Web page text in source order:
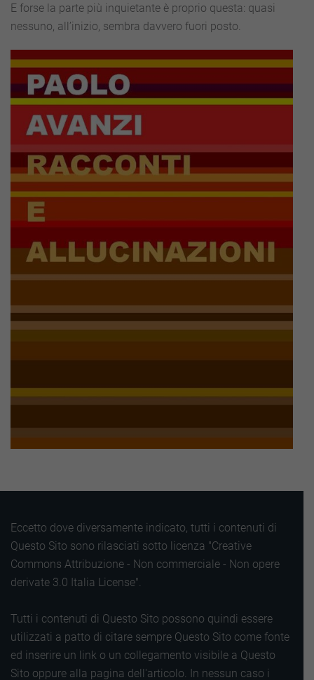
E forse la parte più inquietante è proprio questa: quasi
nessuno, all’inizio, sembra davvero fuori posto.
Eccetto dove diversamente indicato, tutti i contenuti di
Questo Sito sono rilasciati sotto licenza "Creative
Commons Attribuzione - Non commerciale - Non opere
derivate 3.0 Italia License".
Tutti i contenuti di Questo Sito possono quindi essere
utilizzati a patto di citare sempre Questo Sito come fonte
ed inserire un link o un collegamento visibile a Questo
Sito oppure alla pagina dell'articolo. In nessun caso i